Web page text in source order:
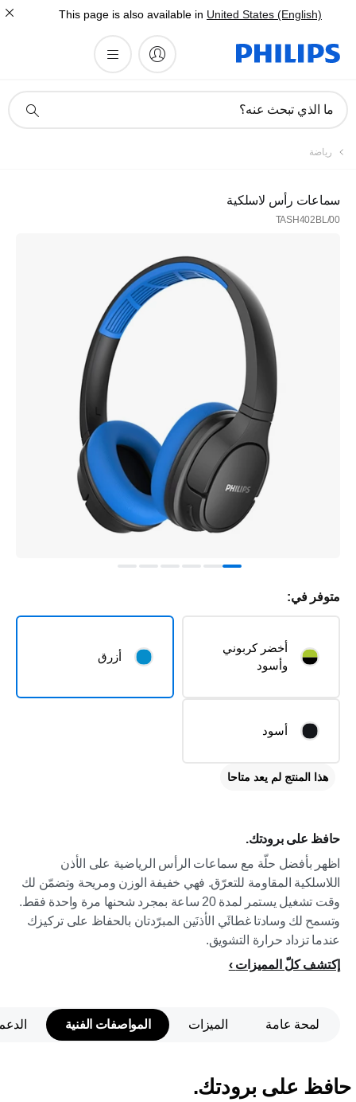
This page is also available in United States (English)
دعم
ما الذي تبحث عنه؟
رياضة
سماعات رأس لاسلكية
TASH402BL/00
حافظ على برودتك.
اظهر بأفضل حلّة مع سماعات الرأس الرياضية على الأذن
اللاسلكية المقاومة للتعرّق. فهي خفيفة الوزن ومريحة وتضمّن لك
وقت تشغيل يستمر لمدة 20 ساعة بمجرد شحنها مرة واحدة فقط.
وتسمح لك وسادتا غطائَي الأذنَين المبرّدتان بالحفاظ على تركيزك
عندما تزداد حرارة التشويق.
إكتشف كلّ المميزات
متوفر في:
أخضر كربوني
وأسود
أزرق
أسود
هذا المنتج لم يعد متاحا
لمحة عامة الميزات المواصفات الفنية
حافظ على برودتك.